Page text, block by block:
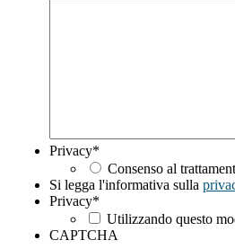
Privacy*
Consenso al
Si legga l'informativa sulla
Privacy*
Utilizzando questo
CAPTCHA